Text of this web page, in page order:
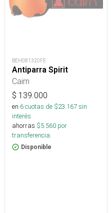
BEH081320FE
Antiparra Spirit
Cairn
$ 139.000
en 6cuotas de $23.167sin
interés
ahorras $5.560 por
transferencia.
Disponible